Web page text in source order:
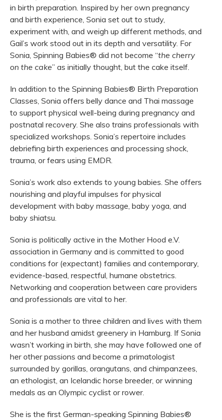
in birth preparation. Inspired by her own pregnancy
and birth experience, Sonia set out to study,
experiment with, and weigh up different methods, and
Gail’s work stood out in its depth and versatility. For
Sonia, Spinning Babies® did not become “the cherry
on the cake” as initially thought, but the cake itself.
In addition to the Spinning Babies® Birth Preparation
Classes, Sonia offers belly dance and Thai massage
to support physical well-being during pregnancy and
postnatal recovery. She also trains professionals with
specialized workshops. Sonia’s repertoire includes
debriefing birth experiences and processing shock,
trauma, or fears using EMDR.
Sonia’s work also extends to young babies. She offers
nourishing and playful impulses for physical
development with baby massage, baby yoga, and
baby shiatsu.
Sonia is politically active in the Mother Hood e.V.
association in Germany and is committed to good
conditions for (expectant) families and contemporary,
evidence-based, respectful, humane obstetrics.
Networking and cooperation between care providers
and professionals are vital to her.
Sonia is a mother to three children and lives with them
and her husband amidst greenery in Hamburg. If Sonia
wasn’t working in birth, she may have followed one of
her other passions and become a primatologist
surrounded by gorillas, orangutans, and chimpanzees,
an ethologist, an Icelandic horse breeder, or winning
medals as an Olympic cyclist or rower.
She is the first German-speaking Spinning Babies®